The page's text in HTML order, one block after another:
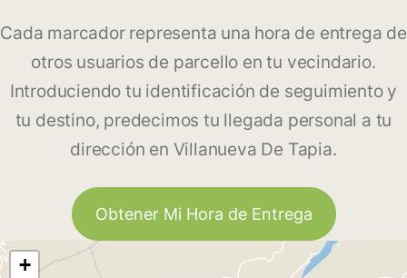
Cada marcador representa una hora de entrega de
otros usuarios de parcello en tu vecindario.
Introduciendo tu identificación de seguimiento y
tu destino, predecimos tu llegada personal a tu
dirección en Villanueva De Tapia.
Obtener Mi Hora de Entrega
+